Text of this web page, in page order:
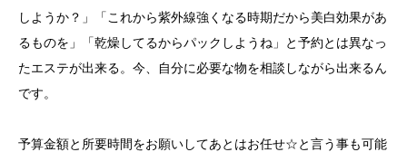
しようか？」「これから紫外線強くなる時期だから美白効果があ
るものを」「乾燥してるからパックしようね」と予約とは異なっ
たエステが出来る。今、自分に必要な物を相談しながら出来るん
です。
予算金額と所要時間をお願いしてあとはお任せ☆と言う事も可能